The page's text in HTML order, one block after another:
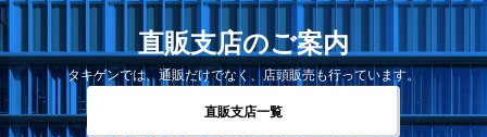
直販支店のご案内
タキゲンでは、通販だけでなく、店頭販売も行っています。
直販支店一覧